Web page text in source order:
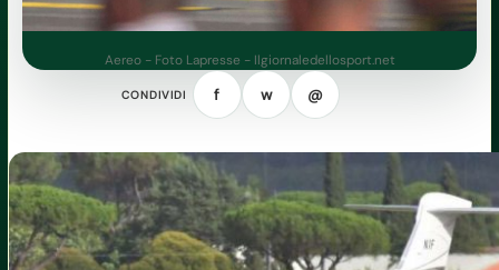
Aereo - Foto Lapresse - Ilgiornaledellosport.net
CONDIVIDI f w @